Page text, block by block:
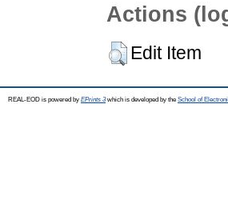
Actions
Edit Item
REAL-EOD is powered by EPrints 3which is developed by the School of